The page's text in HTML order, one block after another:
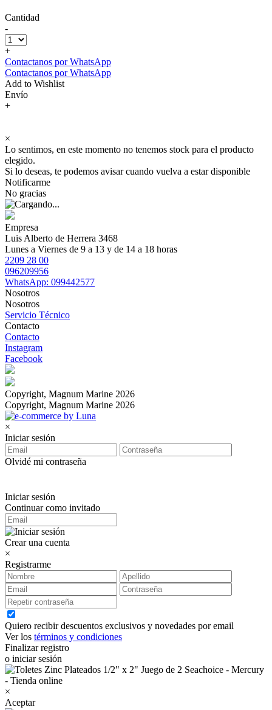
Cantidad
-
+
Contactanos por WhatsApp
Contactanos por WhatsApp
Add to Wishlist
Envío
+
×
Lo sentimos, en este momento no tenemos stock para el producto
elegido.
Si lo deseas, te podemos avisar cuando vuelva a estar disponible
Notificarme
No gracias
Empresa
Luis Alberto de Herrera 3468
Lunes a Viernes de 9 a 13 y de 14 a 18 horas
2209 28 00
096209956
WhatsApp: 099442577
Nosotros
Nosotros
Servicio Técnico
Contacto
Contacto
Instagram
Facebook
Copyright, Magnum Marine 2026
Copyright, Magnum Marine 2026
×
Iniciar sesión
Olvidé mi contraseña
Iniciar sesión
Continuar como invitado
Crear una cuenta
×
Registrarme
Quiero recibir descuentos exclusivos y novedades por email
Ver los términos y condiciones
Finalizar registro
o iniciar sesión
×
Aceptar